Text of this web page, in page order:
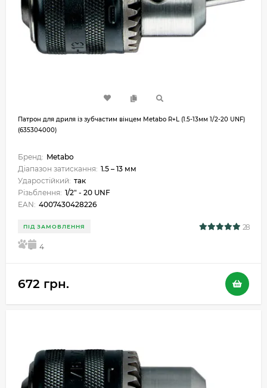
Патрон для дриля із зубчастим вінцем Metabo R+L (1.5-13мм 1/2-20 UNF)
(635304000)
Бренд: Metabo
Діапазон затискання: 1.5 – 13 мм
Ударостійкий: так
Різьблення: 1/2" - 20 UNF
EAN: 4007430428226
ПІД ЗАМОВЛЕННЯ 28
5 4
672 грн.